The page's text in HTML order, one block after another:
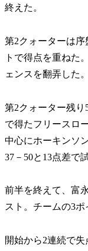
終えた。
第2クォーターは
トで得点を重ねた
ェンスを翻弄した。
第2クォーター残
で得たフリースロ
中心にホーキンソ
37－50と13点差で
前半を終えて、富
スト。チームの3ポ
開始から2連続で